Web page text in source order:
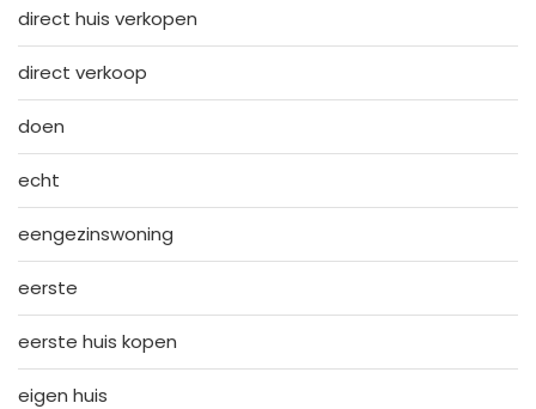
direct huis verkopen
direct verkoop
doen
echt
eengezinswoning
eerste
eerste huis kopen
eigen huis